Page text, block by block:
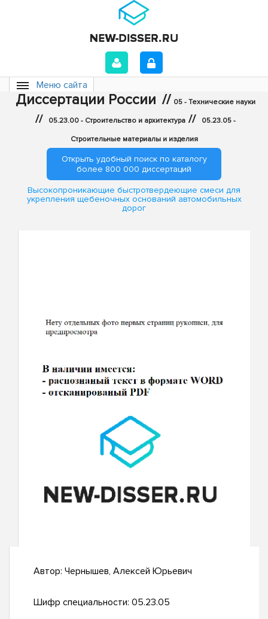
Меню сайта
Диссертации России // 05 - Технические науки
// 05.23.00 - Строительство и архитектура // 05.23.05 -
Строительные материалы и изделия
Открыть удобный поиск по каталогу
более 800 000 диссертаций
Высокопроникающие быстротвердеющие смеси для
укрепления щебеночных оснований автомобильных
дорог
Автор: Чернышев, Алексей Юрьевич
Шифр специальности: 05.23.05